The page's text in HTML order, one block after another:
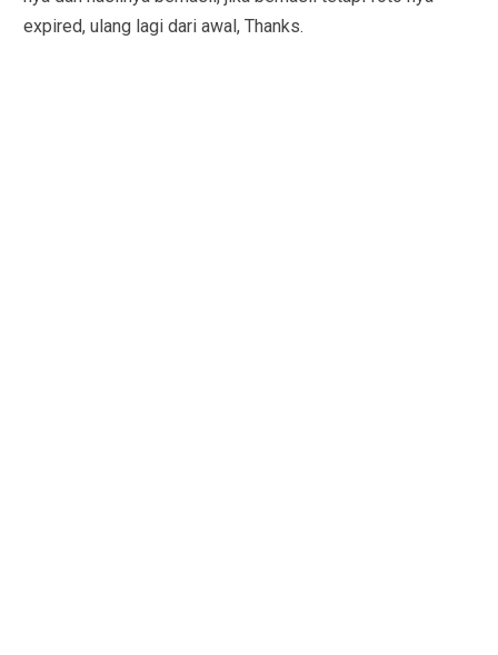
expired, ulang lagi dari awal, Thanks.